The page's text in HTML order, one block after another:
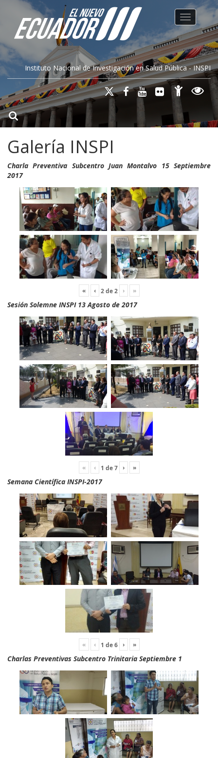
Instituto Nacional de Investigación en Salud Pública - INSPI
Toggle
Galería INSPI
Charla Preventiva Subcentro Juan Montalvo 15 Septiembre
2017
« ‹ 2de2 › »
Sesión Solemne INSPI 13 Agosto de 2017
« ‹ 1 de7 › »
Semana Científica INSPI-2017
« ‹ 1 de6 › »
Charlas Preventivas Subcentro Trinitaria Septiembre 1